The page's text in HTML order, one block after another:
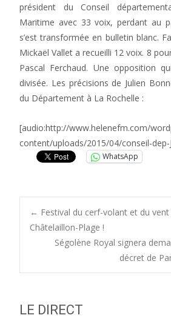
président du Conseil
Maritime avec 33 voix, perdant au
s’est transformée en bulletin blanc.
Mickaël Vallet a recueilli 12 voix. 8
Pascal Ferchaud. Une opposition
divisée. Les précisions de Julien
du Département à La Rochelle :
[audio:http://www.helenefm.com/
content/uploads/2015/04/conseil-dep-
WhatsApp
Post
navigation
← Festival du cerf-volant et du
Châtelaillon-Plage !
Ségolène Royal signera
décret de
LE DIRECT